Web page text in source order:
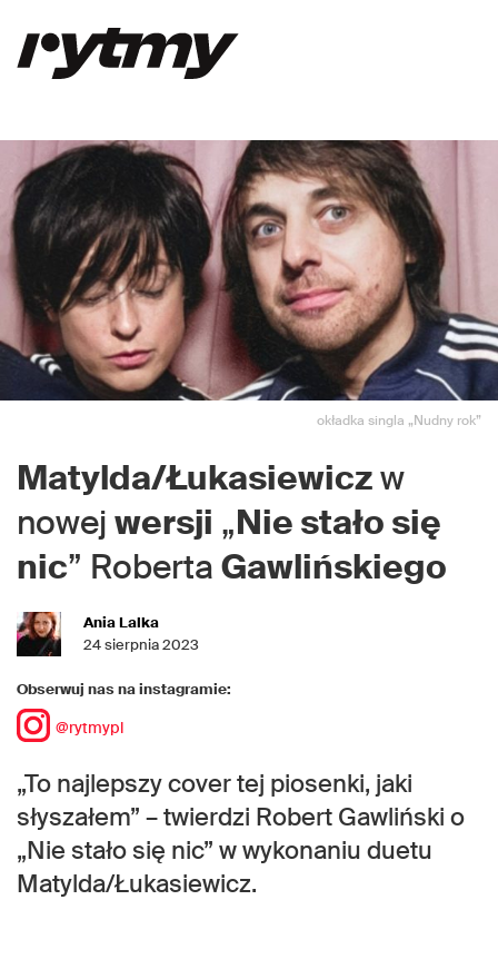
okładka singla „Nudny rok”
Matylda/Łukasiewiczw
nowej wersji „Nie stało się
nic” Roberta Gawlińskiego
Ania Lalka
24 sierpnia 2023
Obserwuj nas na instagramie:
@rytmypl
„To najlepszy cover tej piosenki, jaki
słyszałem” – twierdzi Robert Gawliński o
„Nie stało się nic” w wykonaniu duetu
Matylda/Łukasiewicz.